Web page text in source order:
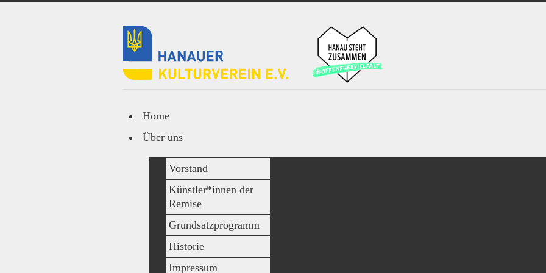
Home
Über uns
Vorstand
Künstler*innen der
Remise
Grundsatzprogramm
Historie
Impressum